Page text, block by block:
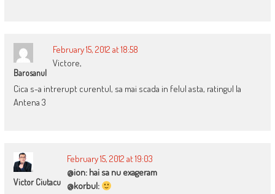
Barosanul
February 15, 2012 at 18:58
Victore,
Cica s-a intrerupt curentul, sa mai scada in felul asta, ratingul la
Antena 3
Victor Ciutacu
February 15, 2012 at 19:03
@ion: hai sa nu exageram
@korbul: